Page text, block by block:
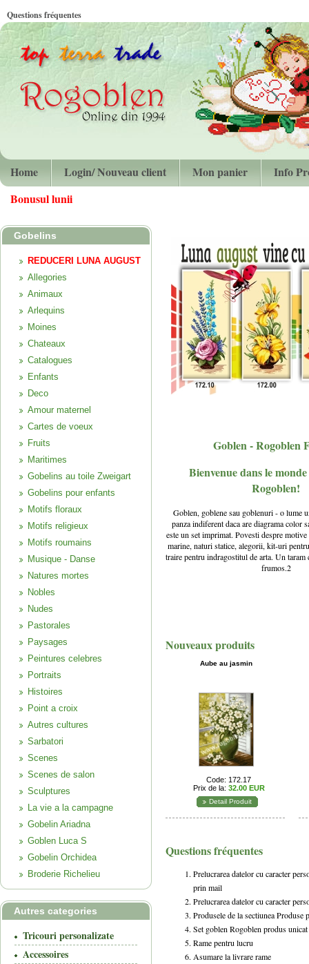
Questions fréquentes
Home Login/ Nouveau client Mon panier
Info
Bonusul lunii
Gobelins
REDUCERI LUNA AUGUST
Allegories
Animaux
Arlequins
Moines
Chateaux
Catalogues
Enfants
Deco
Amour maternel
Cartes de voeux
Fruits
Maritimes
Gobelins au toile Zweigart
Gobelins pour enfants
Motifs floraux
Motifs religieux
Motifs roumains
Musique - Danse
Natures mortes
Nobles
Nudes
Pastorales
Paysages
Peintures celebres
Portraits
Histoires
Point a croix
Autres cultures
Sarbatori
Scenes
Scenes de salon
Sculptures
La vie a la campagne
Gobelin Ariadna
Goblen Luca S
Gobelin Orchidea
Broderie Richelieu
Autres categories
Tricouri personalizate
Accessoires
Goblen - Rogoblen
Bienvenue dans le
Rogoblen!
Goblen, goblene sau goblenuri - o lume
panza indiferent daca are diagrama color
este un set imprimat. Povesti despre
marine, naturi statice, alegorii, kit-uri
traire pentru indragostitul de arta. Un taram
frumos.2
Nouveaux produits
Aube au jasmin
Code: 172.17
Prix de la: 32.00 EUR
Detail Produit
Questions fréquentes
Prelucrarea datelor cu caracter
prin mail
Prelucrarea datelor cu caracter
Produsele de la sectiunea Produse
Set goblen Rogoblen produs unicat
Rame pentru lucru
Asumare la livrare rame